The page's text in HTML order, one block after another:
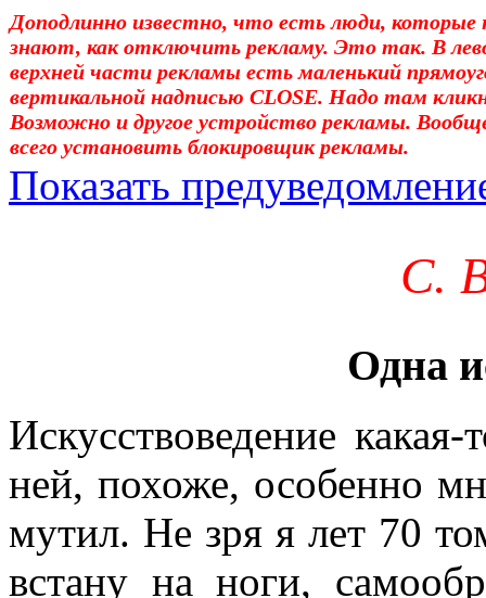
Доподлинно известно, что есть люди, которые
знают, как отключить рекламу. Это так. В
верхней части рекламы есть маленький
вертикальной надписью CLOSE. Надо там
Возможно и другое устройство рекламы.
всего установить блокировщик рекламы.
Показать
отошли от суеты. – Перед
достаточно, чтоб
медленно перечитать,
что не понятно.Прошу
много лет пользовался
«подсознательный» в
С.
Одна
Искусствоведение
ней, похоже, особенно
мутил. Не зря я лет 70
встану на ноги,